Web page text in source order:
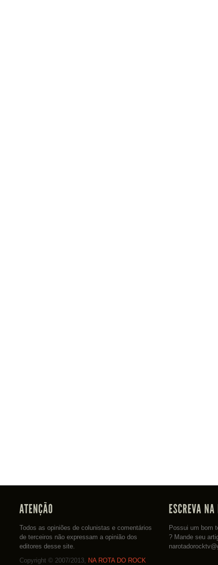
Todos as opiniões de colunistas e comentários
de terceiros não expressam a opinião dos
editores desse site.
Possui um bom
? Mande seu
Copyright © 2007/2013, NA ROTA DO ROCK